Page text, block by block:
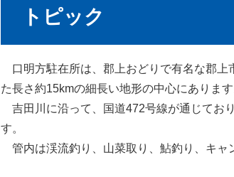
トピック
口明方駐在所は、郡上おどりで有名な郡上
た長さ約15kmの細長い地形の中心にあります
吉田川に沿って、国道472号線が通じてお
す。
管内は渓流釣り、山菜取り、鮎釣り、キャ